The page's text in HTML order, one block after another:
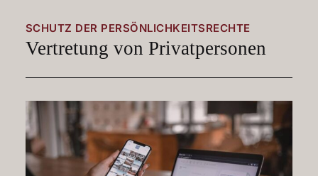
SCHUTZ DER PERSÖNLICHKEITSRECHTE
Vertretung von Privatpersonen